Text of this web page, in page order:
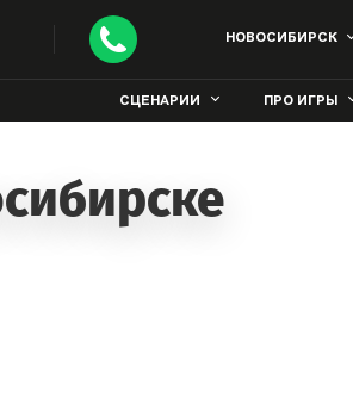
НОВОСИБИРСК
СЦЕНАРИИ ПРО ИГРЫ